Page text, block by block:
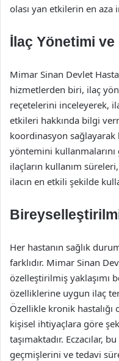
olası yan etkilerin en aza
İlaç Yönetimi ve
Mimar Sinan Devlet
hizmetlerden biri, ilaç
reçetelerini inceleyerek,
etkileri hakkında bilgi
koordinasyon sağlayarak
yöntemini kullanmalarını
ilaçların kullanım
ilacın en etkili şekilde
Her hastanın sağlık
farklıdır. Mimar Sinan
özelleştirilmiş yaklaşımı
özelliklerine uygun ilaç
Özellikle kronik
kişisel ihtiyaçlara göre
taşımaktadır. Eczacılar,
geçmişlerini ve tedavi